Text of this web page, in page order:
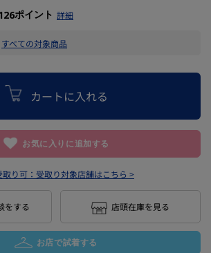
ポイント 詳細
すべての対象商品
カートに入れる
お気に入りに追加する
り可： 受取り対象店舗はこちら >
をする 店頭在庫を見る
お店で試着する